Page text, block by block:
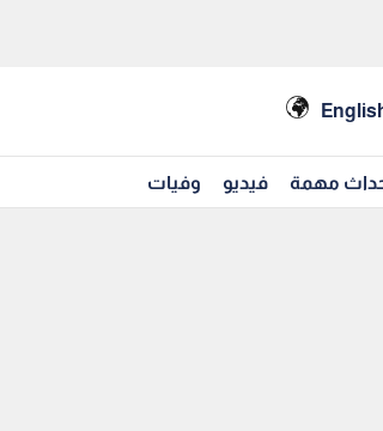
مهمة فيديو وفيات